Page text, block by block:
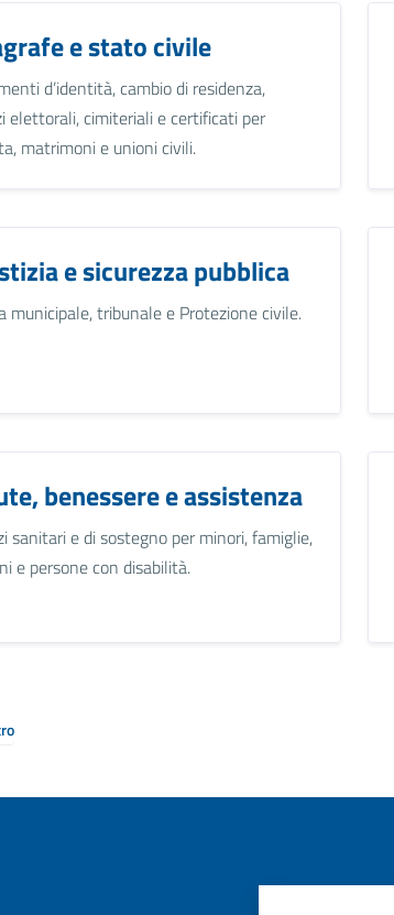
e stato civile
d’identità, cambio di residenza,
elettorali, cimiteriali e certificati per
matrimoni e unioni civili.
e sicurezza pubblica
municipale, tribunale e Protezione civile.
benessere e assistenza
sanitari e di sostegno per minori, famiglie,
e persone con disabilità.